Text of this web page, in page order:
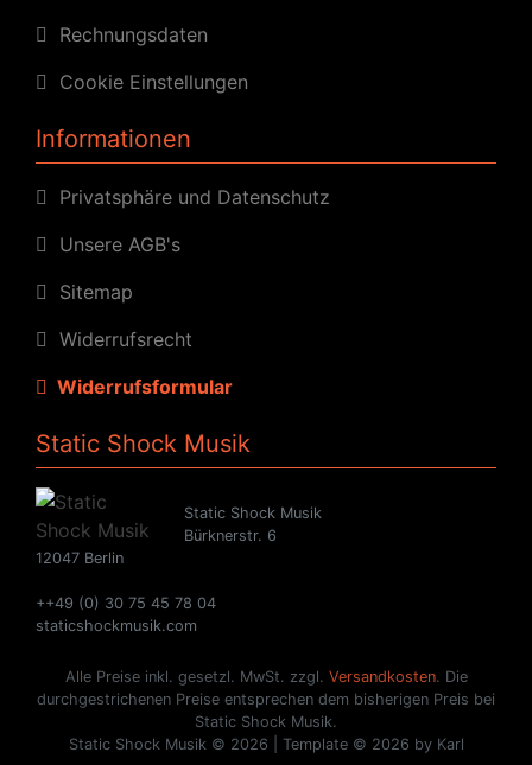
Rechnungsdaten
Cookie Einstellungen
Informationen
Privatsphäre und Datenschutz
Unsere AGB's
Sitemap
Widerrufsrecht
Widerrufsformular
Static Shock Musik
Static Shock Musik
Bürknerstr. 6
12047 Berlin
++49 (0) 30 75 45 78 04
staticshockmusik.com
Alle Preise inkl. gesetzl. MwSt. zzgl. Versandkosten. Die
durchgestrichenen Preise entsprechen dem bisherigen Preis bei
Static Shock Musik.
Static Shock Musik © 2026 | Template © 2026 by Karl